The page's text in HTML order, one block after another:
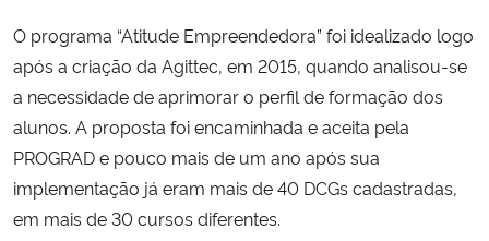
O programa “Atitude Empreendedora” foi idealizado logo
após a criação da Agittec, em 2015, quando analisou-se
a necessidade de aprimorar o perfil de formação dos
alunos. A proposta foi encaminhada e aceita pela
PROGRAD e pouco mais de um ano após sua
implementação já eram mais de 40 DCGs cadastradas,
em mais de 30 cursos diferentes.